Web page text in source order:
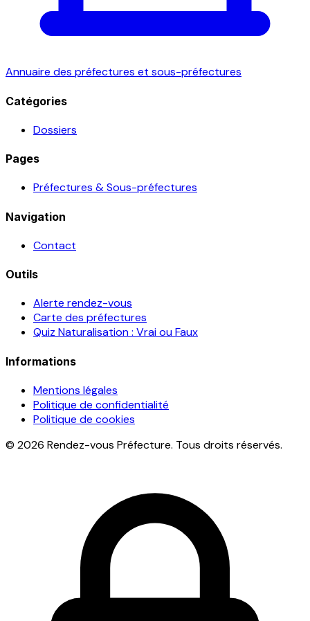
Annuaire des préfectures et sous-préfectures
Catégories
Dossiers
Pages
Préfectures & Sous-préfectures
Navigation
Contact
Outils
Alerte rendez-vous
Carte des préfectures
Quiz Naturalisation : Vrai ou Faux
Informations
Mentions légales
Politique de confidentialité
Politique de cookies
© 2026 Rendez-vous Préfecture. Tous droits réservés.